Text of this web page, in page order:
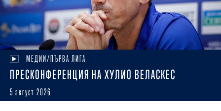
МЕДИИ/ПЪРВА ЛИГА
ПРЕСКОНФЕРЕНЦИЯ НА ХУЛИО ВЕЛАСКЕС
5 август 2026